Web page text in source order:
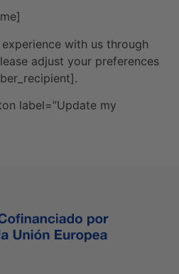
with us through
adjust your preferences
label=”Update my